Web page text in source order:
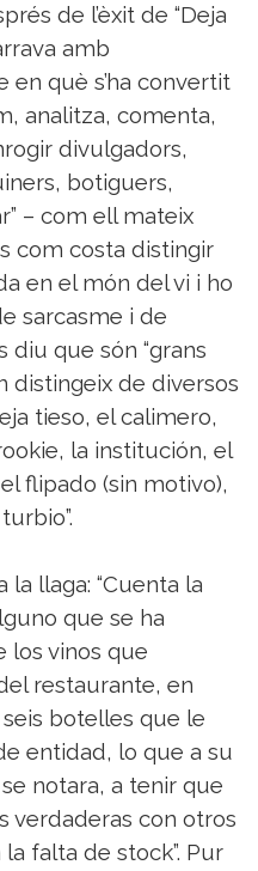
de l’èxit de “Deja
amb
en què s’ha convertit
analitza, comenta,
divulgadors,
botiguers,
– com ell mateix
com costa distingir
en el món del vi i ho
sarcasme i de
diu que són “grans
distingeix de diversos
tieso, el calimero,
la institución, el
flipado (sin motivo),
la llaga: “Cuenta la
que se ha
los vinos que
restaurante, en
botelles que le
entidad, lo que a su
notara, a tenir que
verdaderas con otros
falta de stock”. Pur